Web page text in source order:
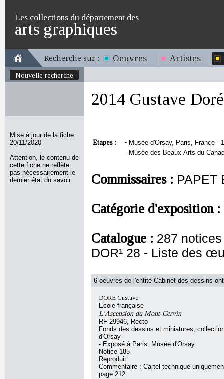
Les collections du département des
arts graphiques
Recherche sur : Oeuvres Artistes
Nouvelle recherche
Mise à jour de la fiche
20/11/2020
Attention, le contenu de
cette fiche ne reflète
pas nécessairement le
dernier état du savoir.
2014 Gustave
Etapes : - Musée d'Orsay, Paris, France -
- Musée des Beaux-Arts du
Commissaires : PAPET
Catégorie d'exposition :
Catalogue : 287
DOR¹ 28 - Liste des
6 oeuvres de l'entité Cabinet des dessins
DORE Gustave
Ecole française
L'Ascension du Mont-Cervin
RF 29946, Recto
Fonds des dessins et miniatures,
d'Orsay
- Exposé à Paris, Musée d'Orsay
Notice 185
Reproduit
Commentaire : Cartel technique
page 212